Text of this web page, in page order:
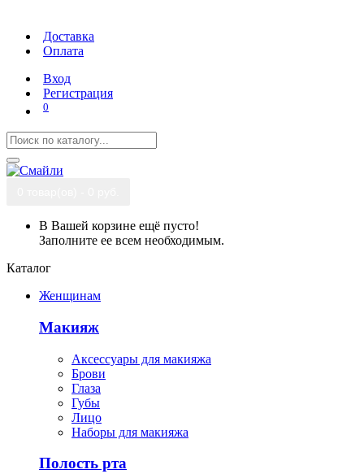
Доставка
Оплата
Вход
Регистрация
0
В Вашей корзине ещё пусто!
Заполните ее всем необходимым.
Каталог
Женщинам
Макияж
Аксессуары для макияжа
Брови
Глаза
Губы
Лицо
Наборы для макияжа
Полость рта